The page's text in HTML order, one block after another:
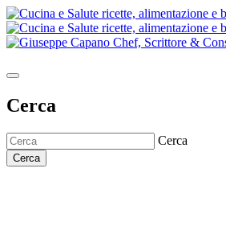
Cerca
Cerca
Cerca